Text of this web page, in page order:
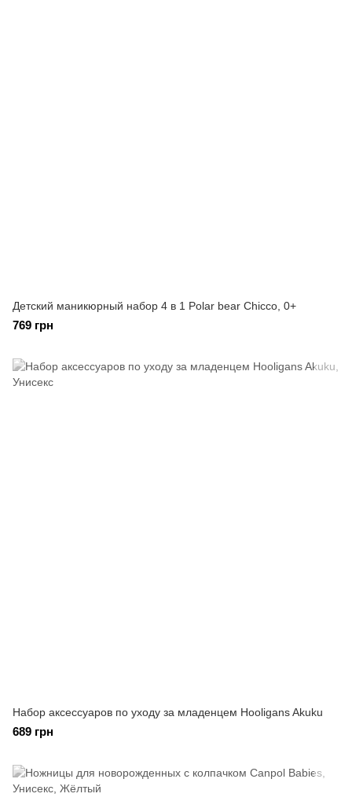
Детский маникюрный набор 4 в 1 Polar bear Сhicco, 0+
769 грн
Набор аксессуаров по уходу за младенцем Hooligans Akuku
689 грн